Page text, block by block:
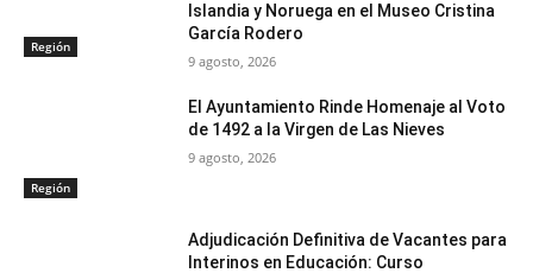
Región
Islandia y Noruega en el Museo Cristina
García Rodero
9 agosto, 2026
Región
El Ayuntamiento Rinde Homenaje al Voto
de 1492 a la Virgen de Las Nieves
9 agosto, 2026
Adjudicación Definitiva de Vacantes para
Interinos en Educación: Curso